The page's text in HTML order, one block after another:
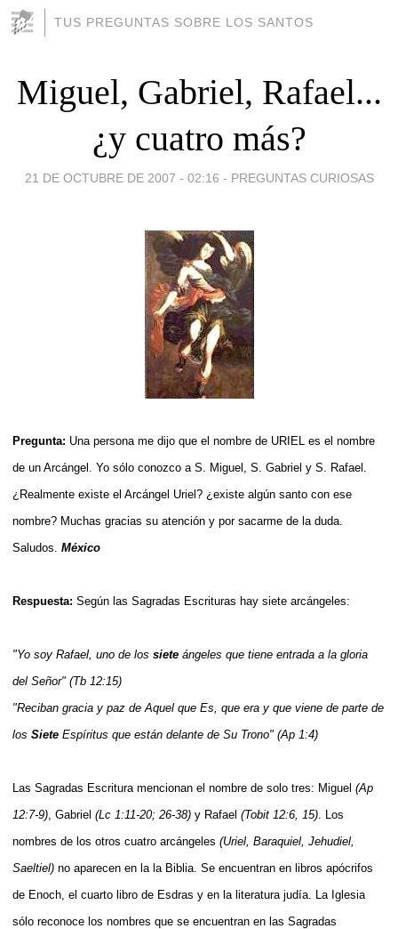
TUS PREGUNTAS SOBRE LOS SANTOS
Miguel, Gabriel, Rafael...
¿y cuatro más?
21 DE OCTUBRE DE 2007 - 02:16 - PREGUNTAS CURIOSAS
Pregunta: Una persona me dijo que el nombre de URIEL es el nombre
de un Arcángel. Yo sólo conozco a S. Miguel, S. Gabriel y S. Rafael.
¿Realmente existe el Arcángel Uriel? ¿existe algún santo con ese
nombre? Muchas gracias su atención y por sacarme de la duda.
Saludos. México
Respuesta: Según las Sagradas Escrituras hay siete arcángeles:
"Yo soy Rafael, uno de los siete ángeles que tiene entrada a la gloria
del Señor" (Tb 12:15)
"Reciban gracia y paz de Aquel que Es, que era y que viene de parte de
los Siete Espíritus que están delante de Su Trono" (Ap 1:4)
Las Sagradas Escritura mencionan el nombre de solo tres: Miguel (Ap
12:7-9) , Gabriel (Lc 1:11-20; 26-38) y Rafael (Tobit 12:6, 15) . Los
nombres de los otros cuatro arcángeles (Uriel, Baraquiel, Jehudiel,
Saeltiel) no aparecen en la la Biblia. Se encuentran en libros apócrifos
de Enoch, el cuarto libro de Esdras y en la literatura judía. La Iglesia
sólo reconoce los nombres que se encuentran en las Sagradas